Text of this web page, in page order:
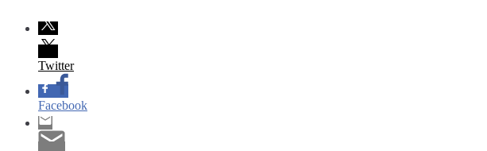
Twitter
Facebook